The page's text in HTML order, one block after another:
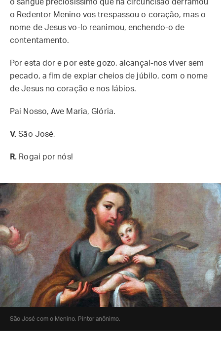
o sangue preciosíssimo que na circuncisão derramou
o Redentor Menino vos trespassou o coração, mas o
nome de Jesus vo-lo reanimou, enchendo-o de
contentamento.
Por esta dor e por este gozo, alcançai-nos viver sem
pecado, a fim de expiar cheios de júbilo, com o nome
de Jesus no coração e nos lábios.
Pai Nosso, Ave Maria, Glória.
V. São José,
R. Rogai por nós!
São José com o Menino. Pintor anônimo.